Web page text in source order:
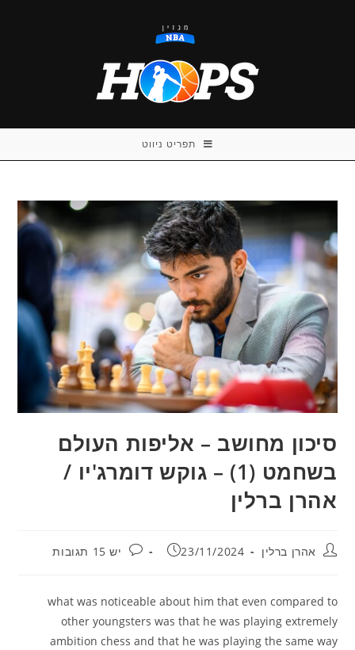
תפריט ניווט
סיכון מחושב – אליפות העולם
בשחמט (1) – גוקש דומרג'יו /
אהרן ברלין
מחבר:אהרן ברלין פורסם:
23/11/2024 תגובות:
יש 15 תגובות
what was noticeable about him that even compared to
other youngsters was that he was playing extremely
ambition chess and that he was playing the same way